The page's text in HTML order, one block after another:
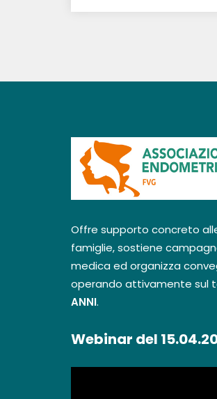
Offre supporto concreto
famiglie, sostiene
medica ed organizza
operando attivamente sul
ANNI.
Webinar del